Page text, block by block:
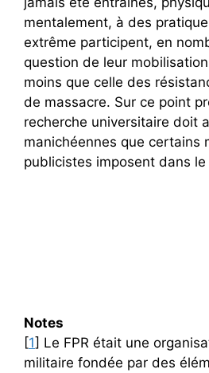
mentalement, à des
extrême participent, en
question de leur
moins que celle des
de massacre. Sur ce point
recherche universitaire doit
manichéennes que certains
publicistes imposent dans
Notes
[1] Le FPR était une
militaire fondée par des